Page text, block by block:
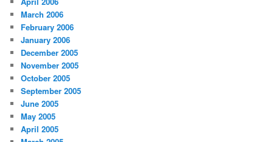
March 2006
February 2006
January 2006
December 2005
November 2005
October 2005
September 2005
June 2005
May 2005
April 2005